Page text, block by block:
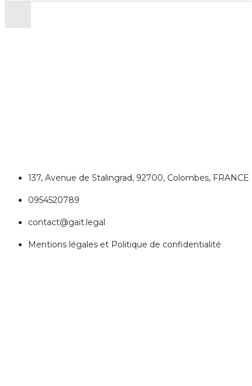
137, Avenue de Stalingrad, 92700, Colombes, FRANCE
0954520789
contact@gait.legal
Mentions légales et Politique de confidentialité